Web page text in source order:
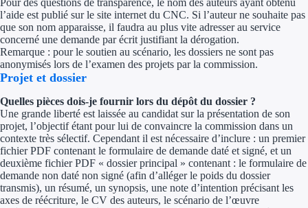
Pour des questions de transparence, le nom des auteurs ayant obtenu
l’aide est publié sur le site internet du CNC. Si l’auteur ne souhaite pas
que son nom apparaisse, il faudra au plus vite adresser au service
concerné une demande par écrit justifiant la dérogation.
Remarque : pour le soutien au scénario, les dossiers ne sont pas
anonymisés lors de l’examen des projets par la commission.
Projet et dossier
Quelles pièces dois-je fournir lors du dépôt du dossier ?
Une grande liberté est laissée au candidat sur la présentation de son
projet, l’objectif étant pour lui de convaincre la commission dans un
contexte très sélectif. Cependant il est nécessaire d’inclure : un premier
fichier PDF contenant le formulaire de demande daté et signé, et un
deuxième fichier PDF « dossier principal » contenant : le formulaire de
demande non daté non signé (afin d’alléger le poids du dossier
transmis), un résumé, un synopsis, une note d’intention précisant les
axes de réécriture, le CV des auteurs, le scénario de l’œuvre